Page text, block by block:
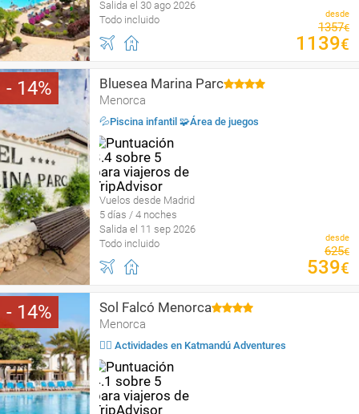
Salida el 30 ago 2026
Todo incluido
desde
1357€
1139€
14 Bluesea Marina Parc
Menorca
💦Piscina infantil 🧩Área de juegos
Vuelos desde Madrid
5 días / 4 noches
Salida el 11 sep 2026
Todo incluido
desde
625€
539€
14 Sol Falcó Menorca
Menorca
🤹‍♀️ Actividades en Katmandú Adventures